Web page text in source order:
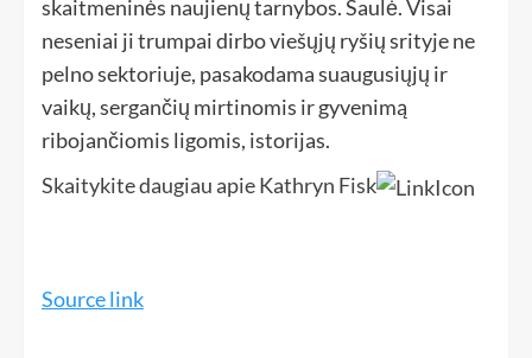
skaitmeninės naujienų tarnybos. Saulė. Visai
neseniai ji trumpai dirbo viešųjų ryšių srityje ne
pelno sektoriuje, pasakodama suaugusiųjų ir
vaikų, sergančių mirtinomis ir gyvenimą
ribojančiomis ligomis, istorijas.
Skaitykite daugiau apie Kathryn Fisk
Source link